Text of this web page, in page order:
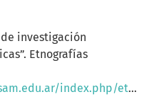
de investigación
Etnografías
etnocontemp/article/view/395